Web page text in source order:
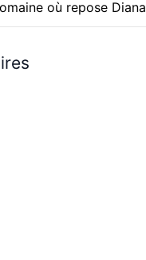
où repose Diana